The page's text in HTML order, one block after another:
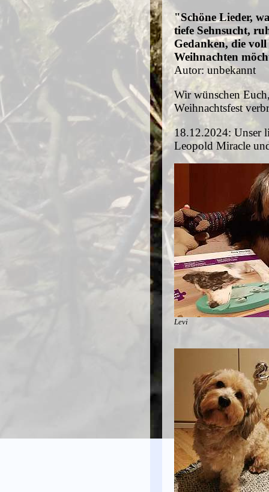
"Schöne Lieder,
tiefe Sehnsucht,
Gedanken, die
Weihnachten
Autor: unbekannt
Wir wünschen
Weihnachtsfest
18.12.2024: Unser
Leopold Miracle
Levi